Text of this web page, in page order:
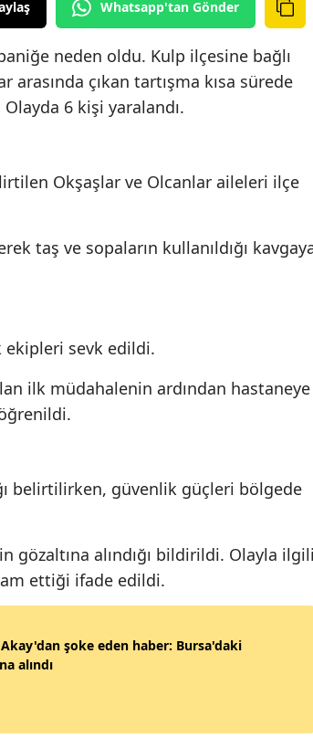
Whatsapp'tan Gönder
neden oldu. Kulp ilçesine bağlı
çıkan tartışma kısa sürede
6 kişi yaralandı.
Okşaşlar ve Olcanlar aileleri ilçe
taş ve sopaların kullanıldığı
ekipleri sevk edildi.
ilk müdahalenin ardından hastaneye
belirtilirken, güvenlik güçleri bölgede
gözaltına alındığı bildirildi. Olayla
ettiği ifade edildi.
şoke eden haber: Bursa'daki
alındı